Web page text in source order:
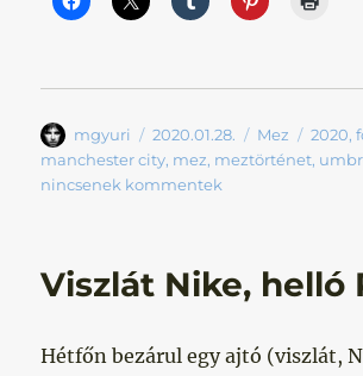
Szerző
mgyuri Közzétéve
2020.01.28. Kategória
Mez Címke
2020,
manchester city, mez, meztörténet,
nincsenek kommentek
Viszlát Nike, helló
Hétfőn bezárul egy ajtó (viszlát,